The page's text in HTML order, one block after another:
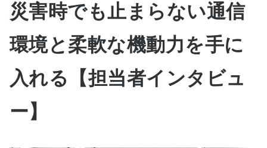
災害時でも止まらない通信
環境と柔軟な機動力を手に
入れる【担当者インタビュ
ー】